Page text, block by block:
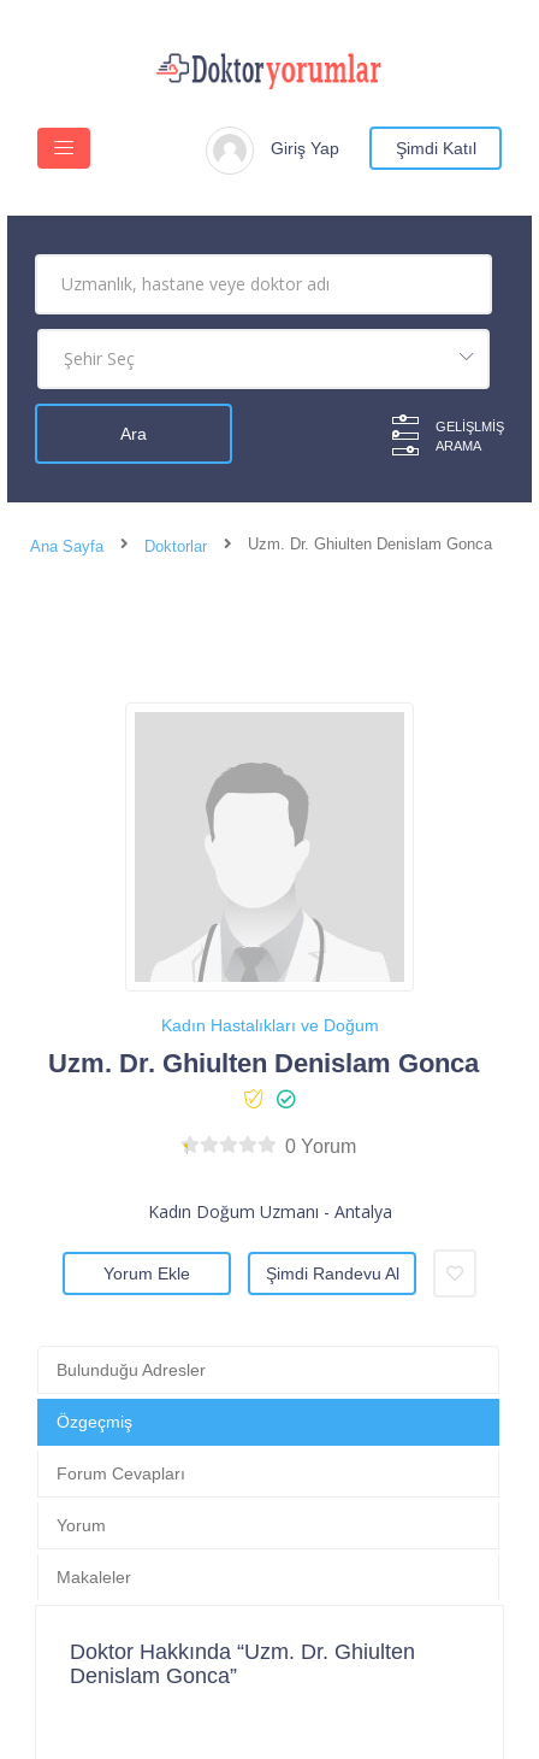
Giriş Yap Şimdi Katıl
GELIŞLMIŞ
ARAMA
Ana Sayfa Doktorlar Uzm. Dr. Ghiulten Denislam Gonca
Kadın Hastalıkları ve Doğum
Uzm. Dr. Ghiulten Denislam Gonca
0 Yorum
Kadın Doğum Uzmanı - Antalya
Yorum Ekle Şimdi Randevu Al
Bulunduğu Adresler
Özgeçmiş
Forum Cevapları
Yorum
Makaleler
Doktor Hakkında “Uzm. Dr. Ghiulten
Denislam Gonca”